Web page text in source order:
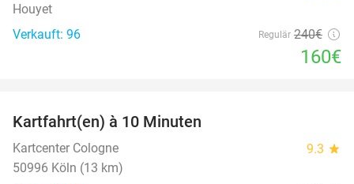
Houyet
Verkauft: 96
Regulär 240€
160€
Kartfahrt(en) à 10 Minuten
Kartcenter Cologne 9.3 star
50996 Köln (13 km)